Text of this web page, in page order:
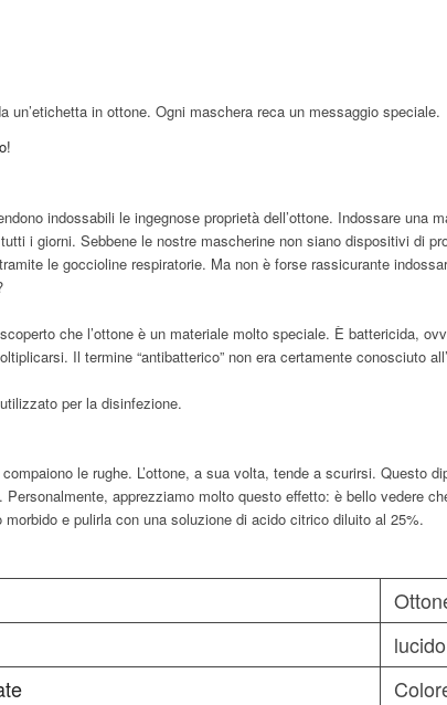
un’etichetta in ottone. Ogni maschera reca un messaggio speciale.
indossabili le ingegnose proprietà dell’ottone. Indossare una
i giorni. Sebbene le nostre mascherine non siano dispositivi di
le goccioline respiratorie. Ma non è forse rassicurante
che l’ottone è un materiale molto speciale. È battericida,
Il termine “antibatterico” non era certamente conosciuto
per la disinfezione.
compaiono le rughe. L’ottone, a sua volta, tende a scurirsi. Questo
Personalmente, apprezziamo molto questo effetto: è bello vedere
morbido e pulirla con una soluzione di acido citrico diluito al 25%.
lucido